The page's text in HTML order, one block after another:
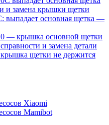
выпадает основная щетка —
щетки не держится
Xiaomi
Mamibot